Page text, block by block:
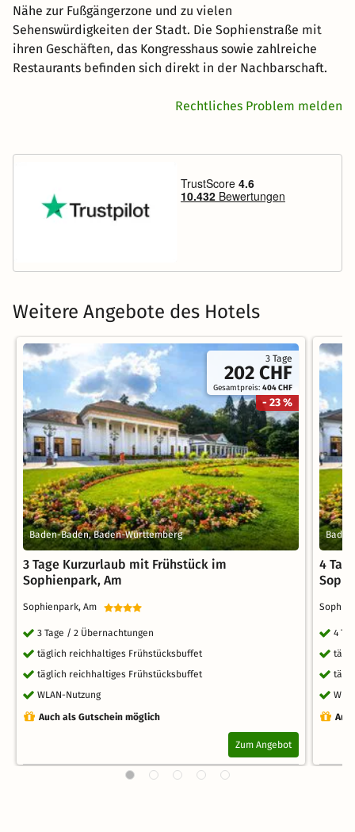
Nähe zur Fußgängerzone und zu vielen
Sehenswürdigkeiten der Stadt. Die Sophienstraße mit
ihren Geschäften, das Kongresshaus sowie zahlreiche
Restaurants befinden sich direkt in der Nachbarschaft.
Rechtliches Problem melden
Weitere Angebote des Hotels
3 Tage
202 CHF
Gesamtpreis:404 CHF
- 23 %
Baden-Baden, Baden-Württemberg
3 Tage Kurzurlaub mit Frühstück im
Sophienpark, Am
Sophienpark, Am
3 Tage / 2 Übernachtungen
täglich reichhaltiges Frühstücksbuffet
täglich reichhaltiges Frühstücksbuffet
WLAN-Nutzung
Auch als Gutschein möglich
Zum Angebot
4
4